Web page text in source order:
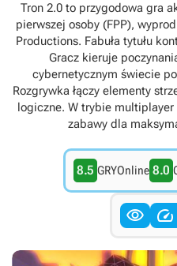
Tron 2.0 to przygodowa gra
pierwszej osoby (FPP),
Productions. Fabuła tytułu
Gracz kieruje
cybernetycznym świecie
Rozgrywka łączy elementy
logiczne. W trybie
zabawy dla
8.5 GRYOnline 8.0
 